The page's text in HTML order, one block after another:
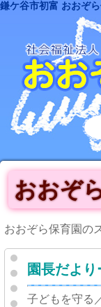
鎌ケ谷市初富 おおぞ
おおぞ
おおぞら保育園の
園長だよ
子どもを守る